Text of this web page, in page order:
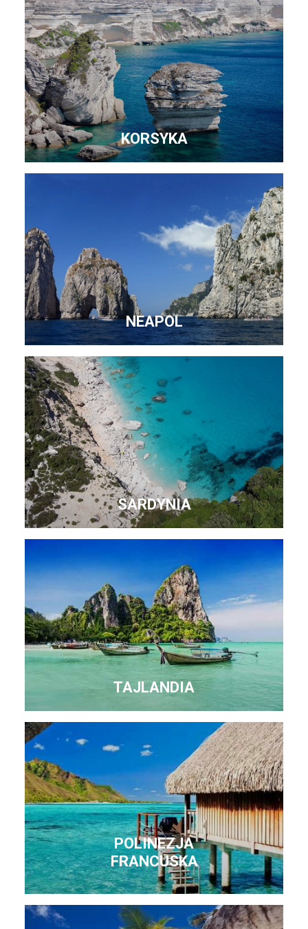
KORSYKA
NEAPOL
SARDYNIA
TAJLANDIA
POLINEZJA
FRANCUSKA